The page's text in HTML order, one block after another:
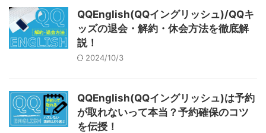
QQEnglish(QQイングリッシュ)/QQキ
ッズの退会・解約・休会方法を徹底解
説！
2024/10/3
QQEnglish(QQイングリッシュ)は予約
が取れないって本当？予約確保のコツ
を伝授！